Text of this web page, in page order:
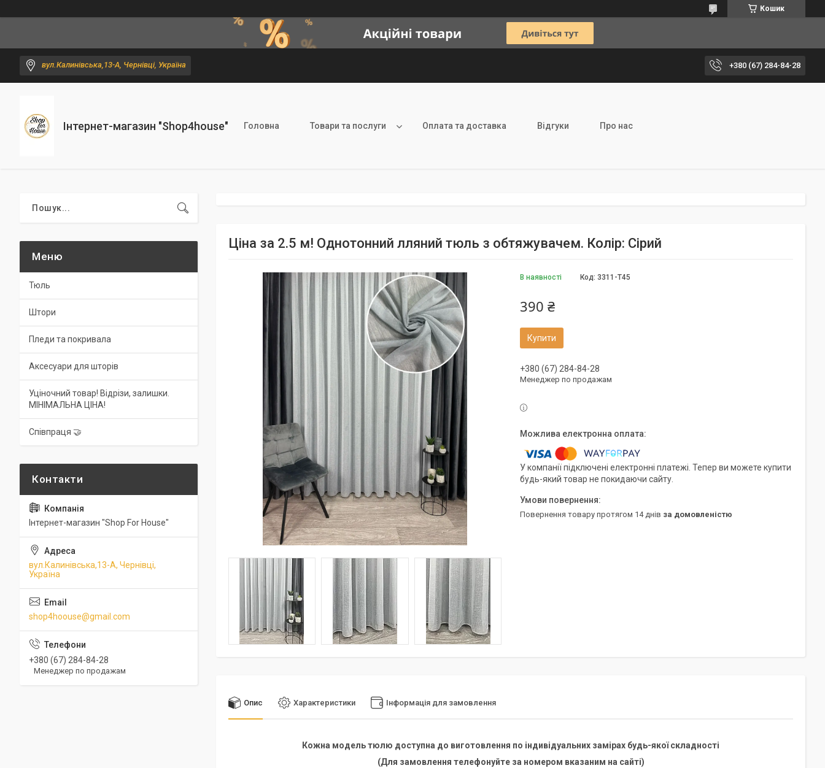
Кошик
вул.Калинівська,13-А, Чернівці, Україна +380 (67) 284-84-28
Інтернет-магазин "Shop4house" Головна Товари та послуги Оплата та доставка Відгуки Про нас
Ціна за 2.5 м! Однотонний лляний тюль з обтяжувачем. Колір: Сірий
В наявності Код: 3311-T45
390 ₴
Купити
+380 (67) 284-84-28
Менеджер по продажам
У компанії підключені електронні платежі. Тепер ви можете купити
будь-який товар не покидаючи сайту.
повернення товару протягом 14 днів за домовленістю
Опис Характеристики Інформація для замовлення
Кожна модель тюлю доступна до виготовлення по індивідуальних замірах будь-якої складності
(Для замовлення телефонуйте за номером вказаним на сайті)
Тюль
Штори
Пледи та покривала
Аксесуари для шторів
Уціночний товар! Відрізи, залишки.
МІНІМАЛЬНА ЦІНА!
Співпраця 🤝
Інтернет-магазин "Shop For House"
вул.Калинівська,13-А, Чернівці,
Україна
shop4hoouse@gmail.com
+380 (67) 284-84-28
Менеджер по продажам